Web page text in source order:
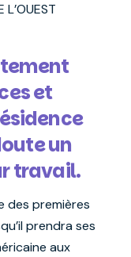
L’OUEST
et
un
travail.
des premières
prendra ses
aux